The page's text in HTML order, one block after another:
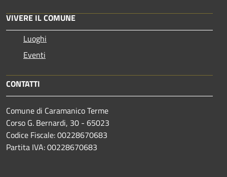
VIVERE IL COMUNE
Luoghi
Eventi
CONTATTI
Comune di Caramanico Terme
Corso G. Bernardi, 30 - 65023
Codice Fiscale: 00228670683
Partita IVA: 00228670683